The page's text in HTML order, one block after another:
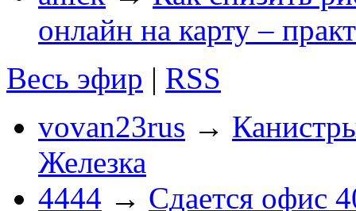
онлайн на карту –
Весь эфир | RSS
vovan23rus →
Железка
4444 → Сдается офис